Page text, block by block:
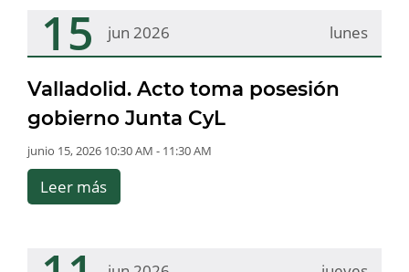
lunes
15 jun 2026
Valladolid. Acto toma posesión
gobierno Junta CyL
junio 15, 2026 10:30 AM - 11:30 AM
Leer más